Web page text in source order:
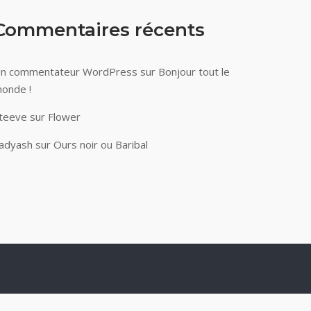
récents
commentateur WordPress sur Bonjour tout le
!
sur Flower
sur Ours noir ou Baribal